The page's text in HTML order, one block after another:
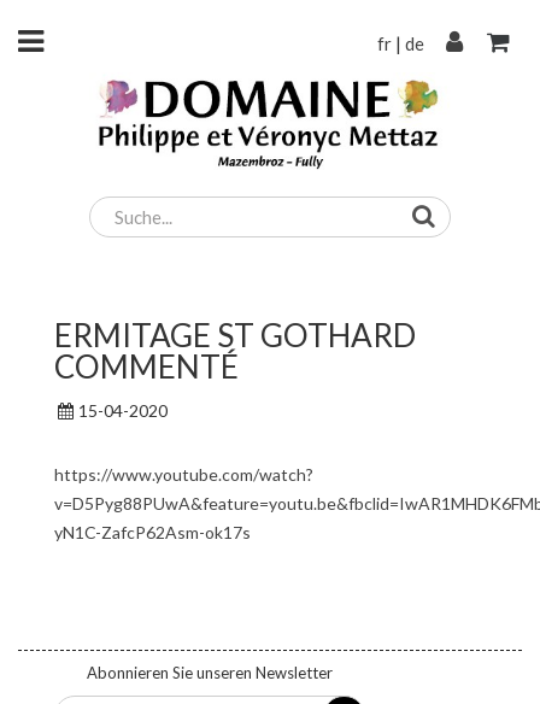
fr | de
ERMITAGE ST GOTHARD
COMMENTÉ
15-04-2020
https://www.youtube.com/watch?
yN1C-ZafcP62Asm-ok17s
Abonnieren Sie unseren Newsletter